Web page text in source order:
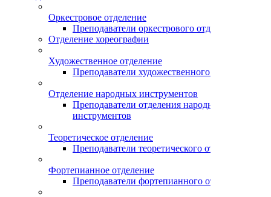
Оркестровое отделение
Преподаватели оркестрового отделения
Отделение хореографии
Художественное отделение
Преподаватели художественного отделения
Отделение народных инструментов
Преподаватели отделения народных
инструментов
Теоретическое отделение
Преподаватели теоретического отделения
Фортепианное отделение
Преподаватели фортепианного отделения